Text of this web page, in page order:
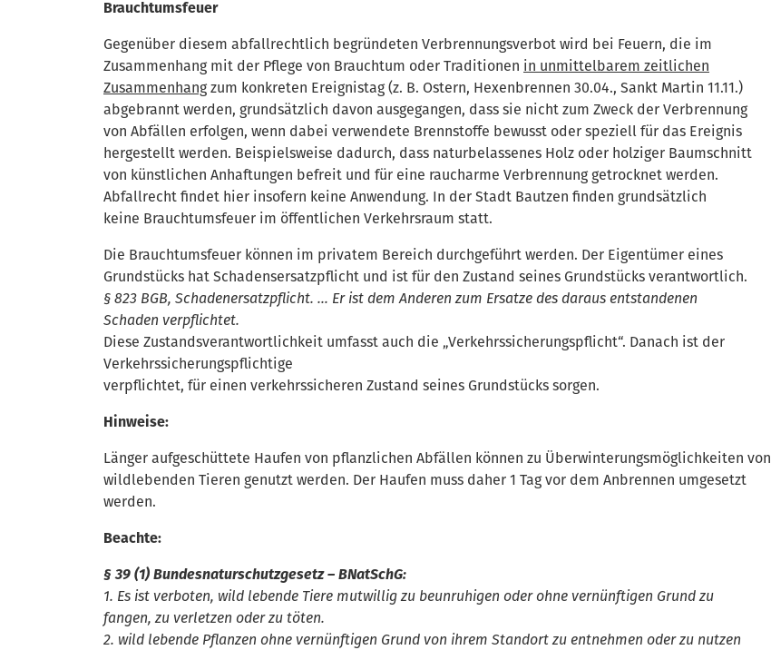
Brauchtumsfeuer
Gegenüber diesem abfallrechtlich begründeten Verbrennungsverbot wird bei Feuern, die im
Zusammenhang mit der Pflege von Brauchtum oder Traditionen in unmittelbarem zeitlichen
Zusammenhangzum konkreten Ereignistag (z. B. Ostern, Hexenbrennen 30.04., Sankt Martin 11.11.)
abgebrannt werden, grundsätzlich davon ausgegangen, dass sie nicht zum Zweck der Verbrennung
von Abfällen erfolgen, wenn dabei verwendete Brennstoffe bewusst oder speziell für das Ereignis
hergestellt werden. Beispielsweise dadurch, dass naturbelassenes Holz oder holziger Baumschnitt
von künstlichen Anhaftungen befreit und für eine raucharme Verbrennung getrocknet werden.
Abfallrecht findet hier insofern keine Anwendung. In der Stadt Bautzen finden grundsätzlich
keine Brauchtumsfeuer im öffentlichen Verkehrsraum statt.
Die Brauchtumsfeuer können im privatem Bereich durchgeführt werden. Der Eigentümer eines
Grundstücks hat Schadensersatzpflicht und ist für den Zustand seines Grundstücks verantwortlich.
§ 823 BGB, Schadenersatzpflicht. … Er ist dem Anderen zum Ersatze des daraus entstandenen
Schaden verpflichtet.
Diese Zustandsverantwortlichkeit umfasst auch die „Verkehrssicherungspflicht“. Danach ist der
Verkehrssicherungspflichtige
verpflichtet, für einen verkehrssicheren Zustand seines Grundstücks sorgen.
Hinweise:
Länger aufgeschüttete Haufen von pflanzlichen Abfällen können zu Überwinterungsmöglichkeiten von
wildlebenden Tieren genutzt werden. Der Haufen muss daher 1 Tag vor dem Anbrennen umgesetzt
werden.
Beachte:
§ 39 (1) Bundesnaturschutzgesetz – BNatSchG:
1. Es ist verboten, wild lebende Tiere mutwillig zu beunruhigen oder ohne vernünftigen Grund zu
fangen, zu verletzen oder zu töten.
2. wild lebende Pflanzen ohne vernünftigen Grund von ihrem Standort zu entnehmen oder zu nutzen